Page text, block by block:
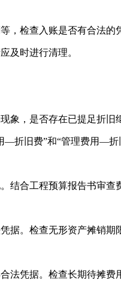
，检查入账是否有合法的
及时进行清理。
象，是否存在已提足折旧
折旧费”和“管理费用—折
结合工程预算报告书审查
据。检查无形资产摊销期
法凭据。检查长期待摊费